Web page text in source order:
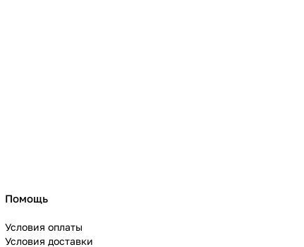
Помощь
Условия оплаты
Условия доставки